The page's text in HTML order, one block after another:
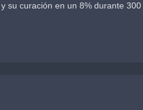
su curación en un 8% durante